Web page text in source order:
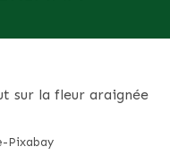
Pixabay